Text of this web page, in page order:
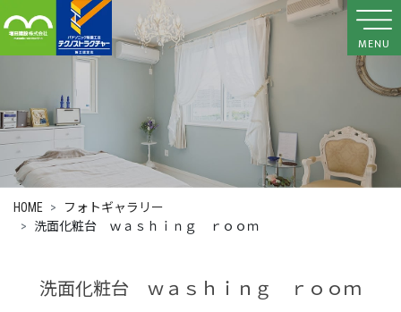
MENU
HOME
フォトギャラリー
洗面化粧台 ｗａｓｈｉｎｇ ｒｏｏｍ
洗面化粧台 ｗａｓｈｉｎｇ ｒｏｏｍ